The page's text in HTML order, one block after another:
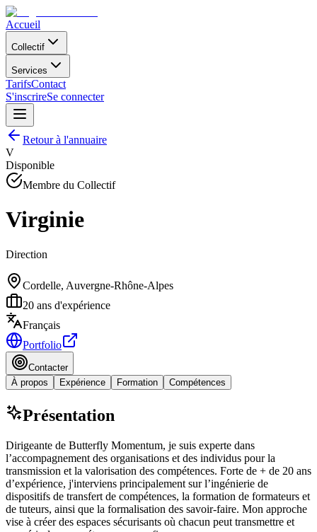
Accueil
Collectif
Services
TarifsContact
S'inscrireSe connecter
Retour à l'annuaire
V
Disponible
Membre du Collectif
Virginie
Direction
Cordelle, Auvergne-Rhône-Alpes
20 ans d'expérience
Français
Portfolio
Contacter
À propos
Expérience Formation Compétences
Présentation
Dirigeante de Butterfly Momentum, je suis experte dans
l’accompagnement des organisations et des individus pour la
transmission et la valorisation des compétences. Forte de + de 20 ans
d’expérience, j'interviens principalement sur l’ingénierie de
dispositifs de transfert de compétences, la formation de formateurs et
de tuteurs, ainsi que la formalisation des savoir-faire. Mon approche
vise à créer des espaces sécurisants où chacun peut transmettre et